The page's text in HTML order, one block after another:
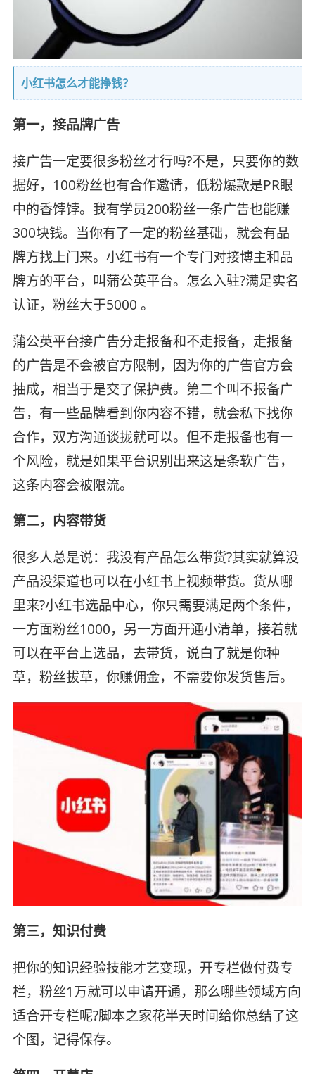
小红书怎么才能挣钱？
第一，接品牌广告
接广告一定要很多粉丝才行吗?不是，只要你的数
据好，100粉丝也有合作邀请，低粉爆款是PR眼
中的香饽饽。我有学员200粉丝一条广告也能赚
300块钱。当你有了一定的粉丝基础，就会有品
牌方找上门来。小红书有一个专门对接博主和品
牌方的平台，叫蒲公英平台。怎么入驻?满足实名
认证，粉丝大于5000 。
蒲公英平台接广告分走报备和不走报备，走报备
的广告是不会被官方限制，因为你的广告官方会
抽成，相当于是交了保护费。第二个叫不报备广
告，有一些品牌看到你内容不错，就会私下找你
合作，双方沟通谈拢就可以。但不走报备也有一
个风险，就是如果平台识别出来这是条软广告，
这条内容会被限流。
第二，内容带货
很多人总是说：我没有产品怎么带货?其实就算没
产品没渠道也可以在小红书上视频带货。货从哪
里来?小红书选品中心，你只需要满足两个条件，
一方面粉丝1000，另一方面开通小清单，接着就
可以在平台上选品，去带货，说白了就是你种
草，粉丝拔草，你赚佣金，不需要你发货售后。
第三，知识付费
把你的知识经验技能才艺变现，开专栏做付费专
栏，粉丝1万就可以申请开通，那么哪些领域方向
适合开专栏呢?脚本之家花半天时间给你总结了这
个图，记得保存。